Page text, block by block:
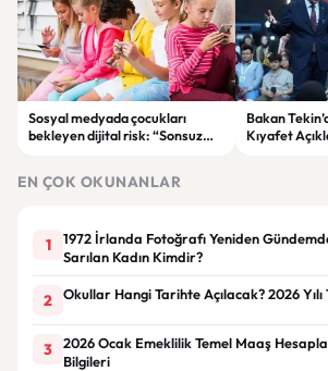
Sosyal medyada çocukları
bekleyen dijital risk: “Sonsuz
Bakan
Kıyafet
EN ÇOK OKUNANLAR
1
1972 İrlanda Fotoğrafı Yeniden
Sarılan Kadın Kimdir?
2 Okullar Hangi Tarihte Açılacak? 2026
3
2026 Ocak Emeklilik Temel Maaş
Bilgileri